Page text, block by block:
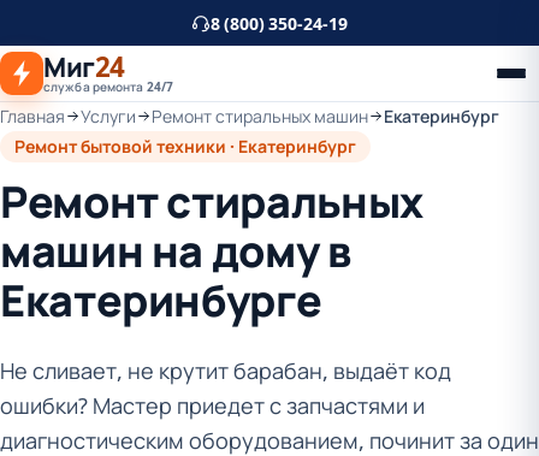
основному
контенту
8 (800) 350-24-19
Миг24
служба ремонта 24/7
Главная Услуги Ремонт стиральных машин
Екатеринбург
Ремонт бытовой техники · Екатеринбург
Ремонт стиральных
машин на дому в
Екатеринбурге
Не сливает, не крутит барабан, выдаёт код
ошибки? Мастер приедет с запчастями и
диагностическим оборудованием, починит за один